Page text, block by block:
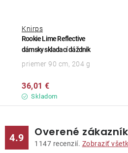
Rookie Lime Reflective
dámsky skladací dáždnik
Knirps
Skladom
36,01 €
priemer 90 cm, 204 g
4.9 Overené
1147 recenzií. Zobraziť